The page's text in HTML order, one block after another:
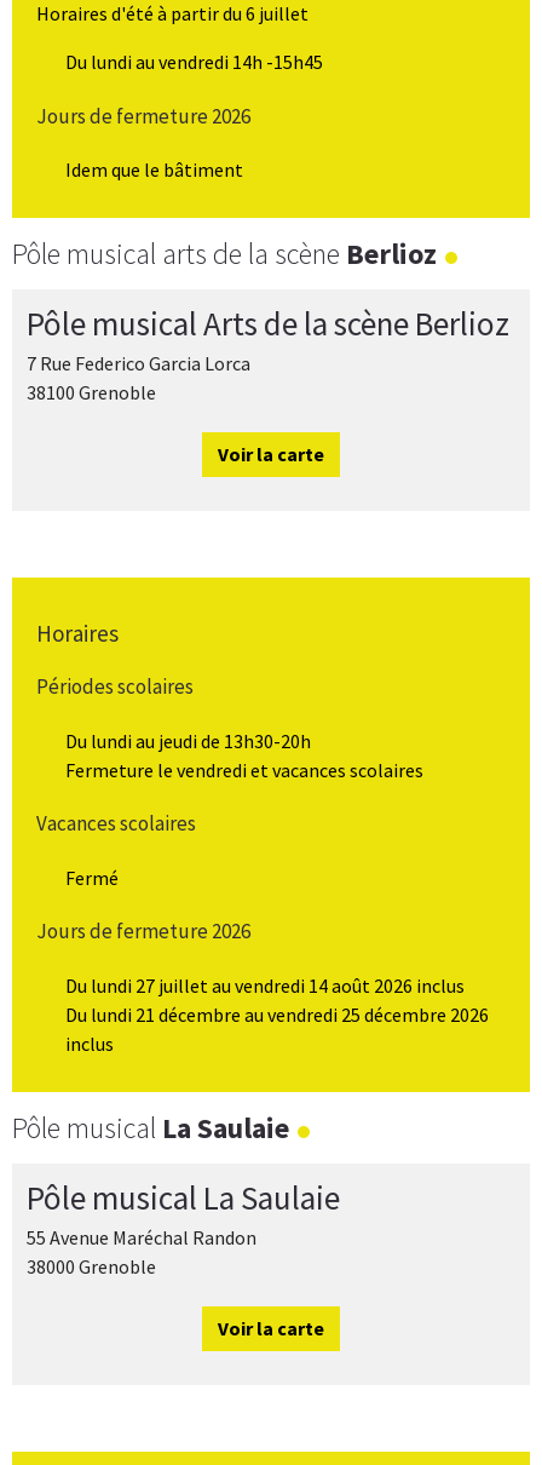
Horaires d'été à partir du 6 juillet
Du lundi au vendredi 14h -15h45
Jours de fermeture 2026
Idem que le bâtiment
Pôle musical arts de la scène Berlioz
Pôle musical Arts de la scène Berlioz
7 Rue Federico Garcia Lorca
38100 Grenoble
Voir la carte
Horaires
Périodes scolaires
Du lundi au jeudi de 13h30-20h
Fermeture le vendredi et vacances scolaires
Vacances scolaires
Fermé
Jours de fermeture 2026
Du lundi 27 juillet au vendredi 14 août 2026 inclus
Du lundi 21 décembre au vendredi 25 décembre 2026
inclus
Pôle musical La Saulaie
Pôle musical La Saulaie
55 Avenue Maréchal Randon
38000 Grenoble
Voir la carte